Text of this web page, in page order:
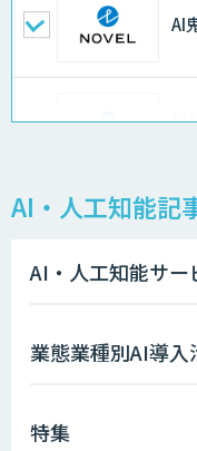
AI
設
AI
AI・人工知能記
AI・人工知能サー
業態業種別AI導入
特集